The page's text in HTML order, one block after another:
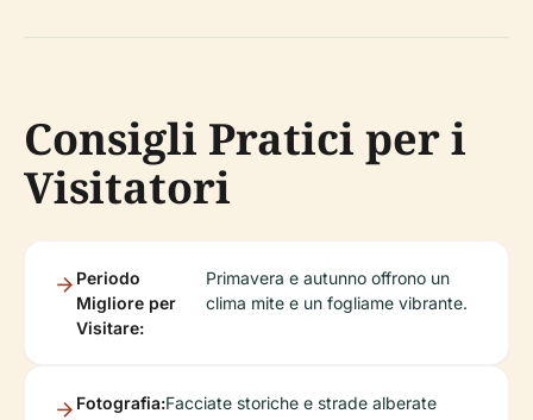
Consigli Pratici per i
Visitatori
Periodo
Migliore per
Visitare:
Primavera e autunno offrono un
clima mite e un fogliame vibrante.
Fotografia:Facciate storiche e strade alberate